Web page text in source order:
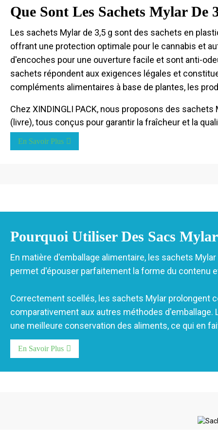
Que Sont Les Sachets Mylar De
Les sachets Mylar de 3,5 g sont des sachets en
offrant une protection optimale pour le cannabis et
d'encoches pour une ouverture facile et sont anti-
sachets répondent aux exigences légales et
compléments alimentaires à base de plantes, les
Chez XINDINGLI PACK, nous proposons des
(livre), tous conçus pour garantir la fraîcheur et la
En Savoir Plus
Pourquoi Utiliser Des Sacs
En matière d'emballage alimentaire, les sachets
permet d'épouser parfaitement la forme du contenu
Correctement scellés, les sachets Mylar prolongent
comparativement aux autres méthodes
une meilleure conservation des aliments, ce qui en
En Savoir Plus